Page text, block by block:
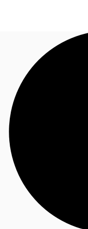
Blog
Données marchés
Appelez maintenant